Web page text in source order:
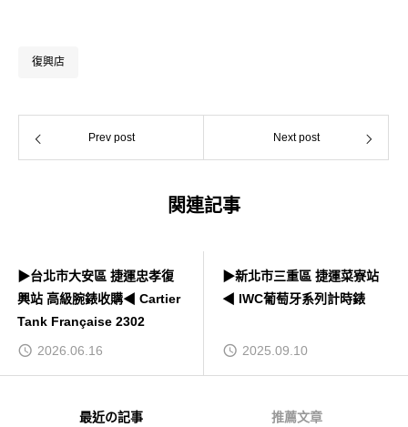
復興店
Prev post Next post
関連記事
▶台北市大安區 捷運忠孝復
興站 高級腕錶收購◀ Cartier
Tank Française 2302
2026.06.16
▶新北市三重區 捷運菜寮站
◀ IWC葡萄牙系列計時錶
2025.09.10
最近の記事 推薦文章